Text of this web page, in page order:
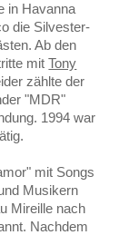
in Havanna
die Silvester-
Ab den
mitTony
zählte der
"MDR"
1994 war
mit Songs
Musikern
Mireille nach
Nachdem